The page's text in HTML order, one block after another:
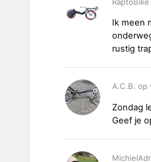
Ik meen
rustig
A.C.B. op
Zondag
Geef je